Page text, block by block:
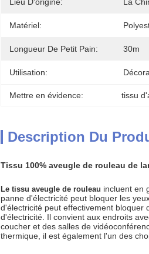
Matériel:
Longueur De Petit Pain: 30m
Utilisation:
Mettre en évidence: tissu
Description Du
Tissu 100% aveugle de rouleau de
Le tissu aveugle de rouleau incluent en
panne d'électricité peut bloquer les
d'électricité peut effectivement bloquer
d'électricité. Il convient aux endroits
coucher et des salles de
thermique, il est également l'un des